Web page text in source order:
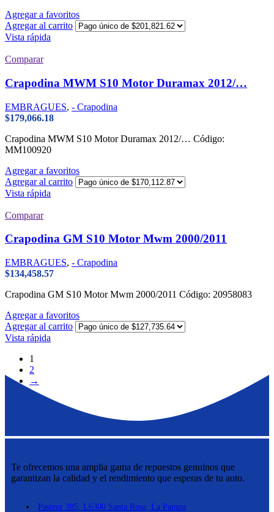
Agregar a favoritos
Agregar al carrito
Vista rápida
Comparar
Crapodina MWM S10 Motor Duramax 2012/…
EMBRAGUES, - Crapodina
$179,066.18
Crapodina MWM S10 Motor Duramax 2012/… Código:
MM100920
Agregar a favoritos
Agregar al carrito
Vista rápida
Comparar
Crapodina GM S10 Motor Mwm 2000/2011
EMBRAGUES, - Crapodina
$134,458.57
Crapodina GM S10 Motor Mwm 2000/2011 Código: 20958083
Agregar a favoritos
Agregar al carrito
Vista rápida
1
2
→
Te ofrecemos una amplia gama de repuestos genuinos que
garantizan la calidad y el rendimiento que esperas de tu auto.
Pasteur 385, L6300 Santa Rosa, La Pampa